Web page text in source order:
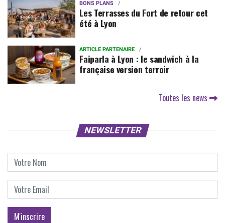
BONS PLANS
Les Terrasses du Fort de retour cet
été à Lyon
ARTICLE PARTENAIRE
Faiparla à Lyon : le sandwich à la
française version terroir
Toutes les news
NEWSLETTER